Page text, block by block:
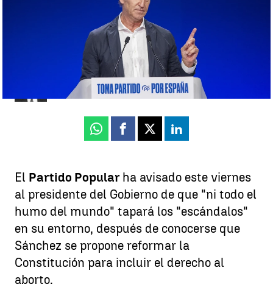
Ángel Carreira
Publicado: 03 de octubre de 2025, 13:06
Whatsapp
Facebook
X Linkedin
El Partido Popular ha avisado este viernes
al presidente del Gobierno de que "ni todo el
humo del mundo" tapará los "escándalos"
en su entorno, después de conocerse que
Sánchez se propone reformar la
Constitución para incluir el derecho al
aborto.